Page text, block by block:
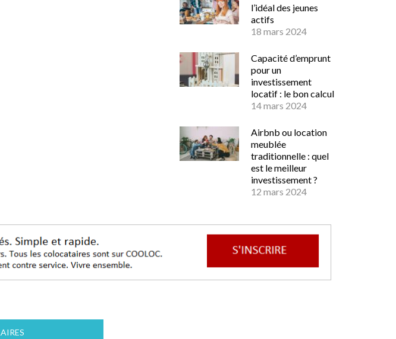
l’idéal des jeunes
actifs
18 mars 2024
Capacité d’emprunt
pour un
investissement
locatif : le bon calcul
14 mars 2024
Airbnb ou location
meublée
traditionnelle : quel
est le meilleur
investissement ?
12 mars 2024